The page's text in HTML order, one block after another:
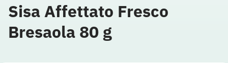
Sisa Affettato Fresco
Bresaola 80 g